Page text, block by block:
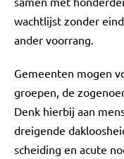
wachtlijst zonder
ander voorrang.
Gemeenten mogen
groepen, de
Denk hierbij aan
dreigende
scheiding en acute